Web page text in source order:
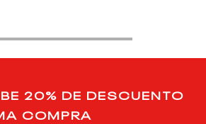
20% DE DESCUENTO
COMPRA